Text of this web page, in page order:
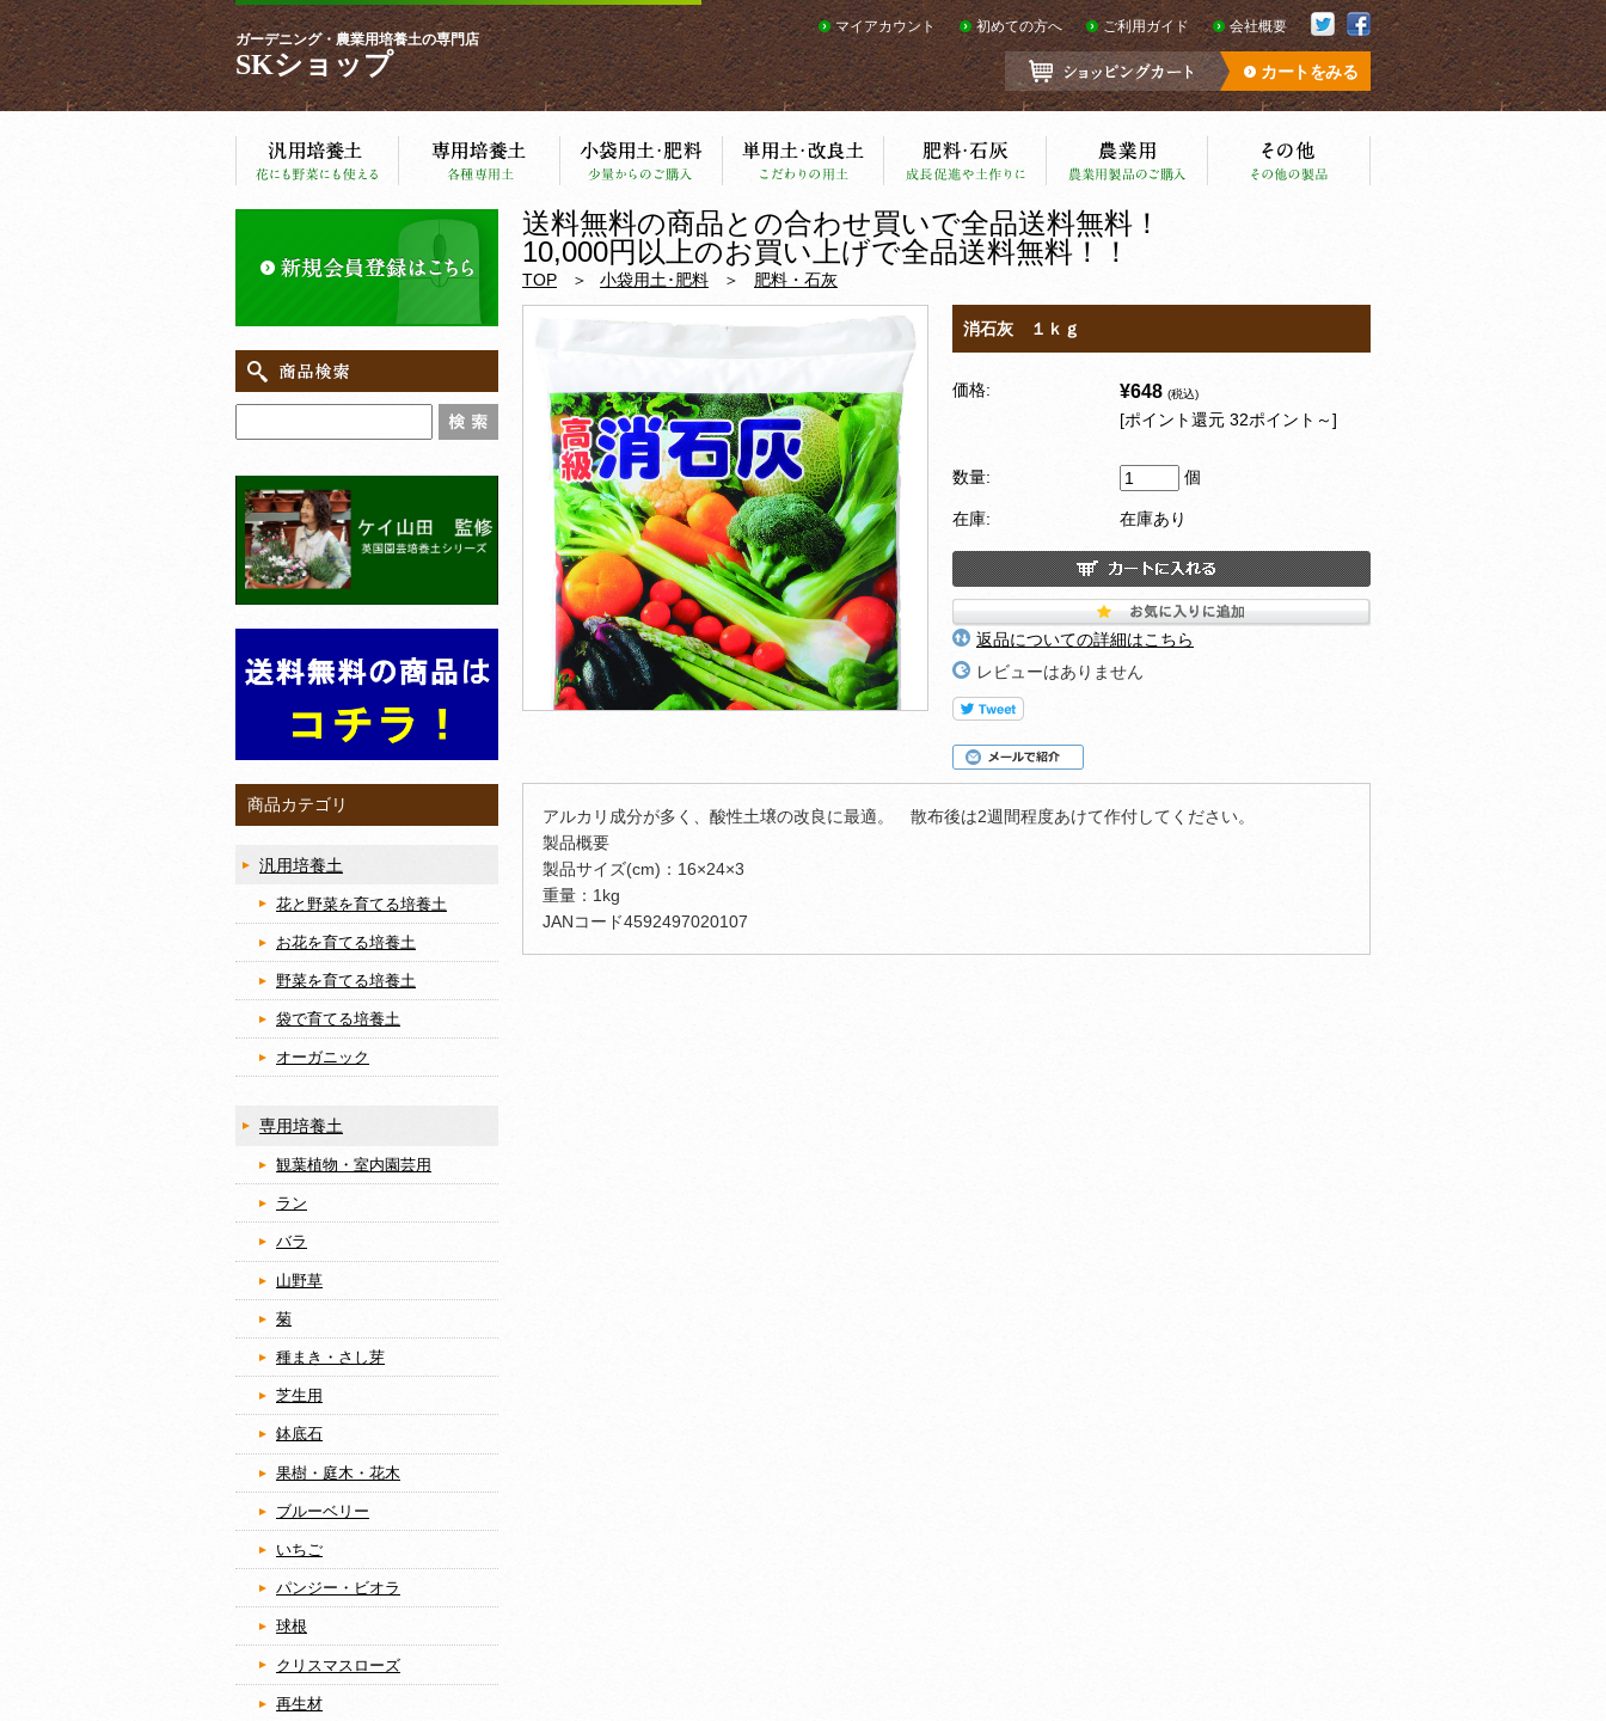
ガーデニング・農業用培養土の専門店
SKショップ
マイアカウント 初めての方へ ご利用ガイド 会社概要
カートをみる
送料無料の商品との合わせ買いで全品送料無料！
10,000円以上のお買い上げで全品送料無料！！
TOP 小袋用土･肥料 肥料・石灰
消石灰 １ｋｇ
価格: ¥648 (税込)
[ポイント還元 32ポイント～]
数量: 個
在庫: 在庫あり
返品についての詳細はこちら
レビューはありません
アルカリ成分が多く、酸性土壌の改良に最適。 散布後は2週間程度あけて作付してください。
製品概要
製品サイズ(cm)：16×24×3
重量：1kg
JANコード4592497020107
商品カテゴリ
汎用培養土
花と野菜を育てる培養土
お花を育てる培養土
野菜を育てる培養土
袋で育てる培養土
オーガニック
専用培養土
観葉植物・室内園芸用
ラン
バラ
山野草
菊
種まき・さし芽
芝生用
鉢底石
果樹・庭木・花木
ブルーベリー
いちご
パンジー・ビオラ
球根
クリスマスローズ
再生材